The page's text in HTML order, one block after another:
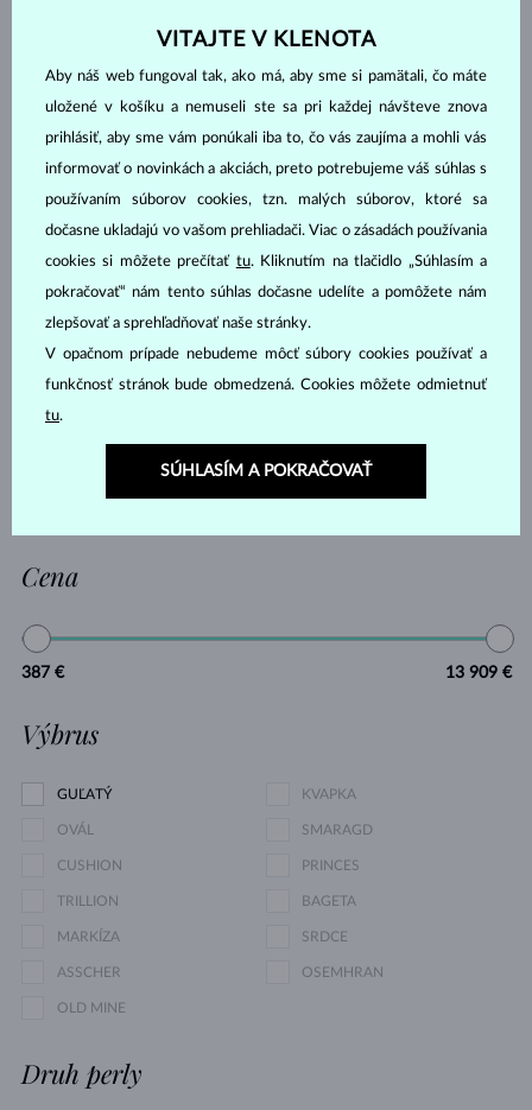
DIAMANT LAB GROWN
MODRÝ
DIAMANT LAB GROWN
RŮŽOVÝ
DIAMANT CHAMPAGNE
DIAMANT ZELENÝ ZAFÍR MODRÝ
ZAFÍR RUŽOVÝ SMARAGD
RUBÍN PERLA
AKVAMARÍN AMETYST FIALOVÝ
AMETYST ZELENÝ CITRÍN
TURMALÍN RUŽOVÝ TURMALÍN ZELENÝ
Cena
387 € 13 909 €
Výbrus
GUĽATÝ KVAPKA
OVÁL SMARAGD
CUSHION PRINCES
TRILLION BAGETA
MARKÍZA SRDCE
ASSCHER OSEMHRAN
OLD MINE
Druh perly
VITAJTE V KLENOTA
Aby náš web fungoval tak, ako má, aby sme si pamätali, čo máte
uložené v košíku a nemuseli ste sa pri každej návšteve znova
prihlásiť, aby sme vám ponúkali iba to, čo vás zaujíma a mohli vás
informovať o novinkách a akciách, preto potrebujeme váš súhlas s
používaním súborov cookies, tzn. malých súborov, ktoré sa
dočasne ukladajú vo vašom prehliadači. Viac o zásadách používania
cookies si môžete prečítať tu. Kliknutím na tlačidlo „Súhlasím a
pokračovať“ nám tento súhlas dočasne udelíte a pomôžete nám
zlepšovať a sprehľadňovať naše stránky.
V opačnom prípade nebudeme môcť súbory cookies používať a
funkčnosť stránok bude obmedzená. Cookies môžete odmietnuť
tu.
SÚHLASÍM A POKRAČOVAŤ